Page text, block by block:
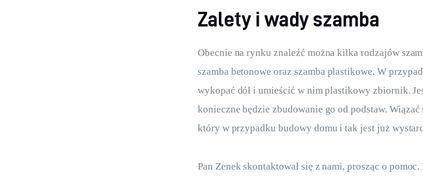
Zalety i wady szamba
Obecnie na rynku znaleźć można kilka rodzajów
szamba betonowe oraz szamba plastikowe. W
wykopać dół i umieścić w nim plastikowy zbiornik.
konieczne będzie zbudowanie go od podstaw.
który w przypadku budowy domu i tak jest już
Pan Zenek skontaktował się z nami, prosząc o